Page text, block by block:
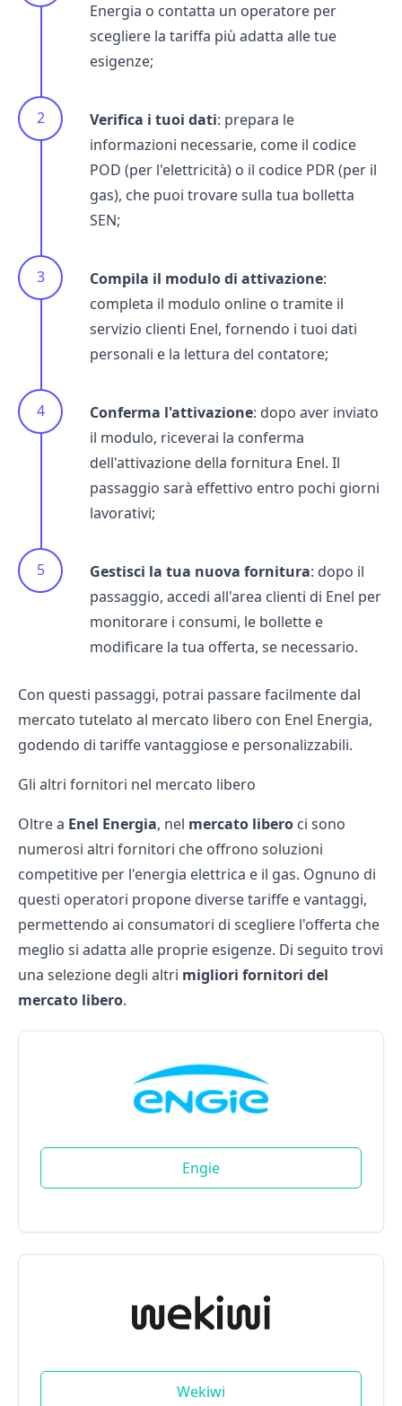
Energia o contatta un operatore per
scegliere la tariffa più adatta alle tue
esigenze;
Verifica i tuoi dati: prepara le
informazioni necessarie, come il codice
POD (per l'elettricità) o il codice PDR (per il
gas), che puoi trovare sulla tua bolletta
SEN;
Compila il modulo di attivazione:
completa il modulo online o tramite il
servizio clienti Enel, fornendo i tuoi dati
personali e la lettura del contatore;
Conferma l'attivazione: dopo aver inviato
il modulo, riceverai la conferma
dell'attivazione della fornitura Enel. Il
passaggio sarà effettivo entro pochi giorni
lavorativi;
Gestisci la tua nuova fornitura: dopo il
passaggio, accedi all'area clienti di Enel per
monitorare i consumi, le bollette e
modificare la tua offerta, se necessario.
Con questi passaggi, potrai passare facilmente dal
mercato tutelato al mercato libero con Enel Energia,
godendo di tariffe vantaggiose e personalizzabili.
Gli altri fornitori nel mercato libero
Oltre a Enel Energia, nel mercato libero ci sono
numerosi altri fornitori che offrono soluzioni
competitive per l'energia elettrica e il gas. Ognuno di
questi operatori propone diverse tariffe e vantaggi,
permettendo ai consumatori di scegliere l'offerta che
meglio si adatta alle proprie esigenze. Di seguito trovi
una selezione degli altri migliori fornitori del
mercato libero.
Engie
Wekiwi